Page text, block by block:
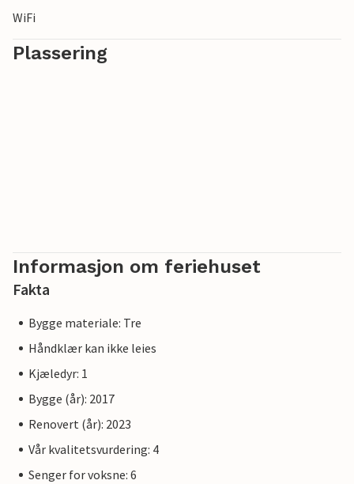
WiFi
Plassering
Informasjon om feriehuset
Fakta
Bygge materiale: Tre
Håndklær kan ikke leies
Kjæledyr: 1
Bygge (år): 2017
Renovert (år): 2023
Vår kvalitetsvurdering: 4
Senger for voksne: 6